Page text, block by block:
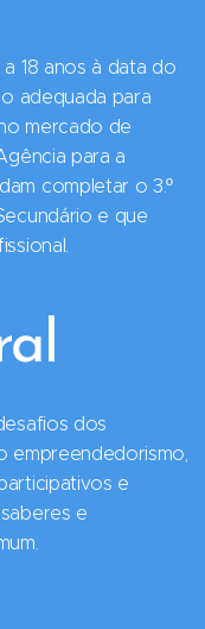
18 anos à data do
adequada para
mercado de
para a
completar o 3.º
e que
dos
empreendedorismo,
e
e